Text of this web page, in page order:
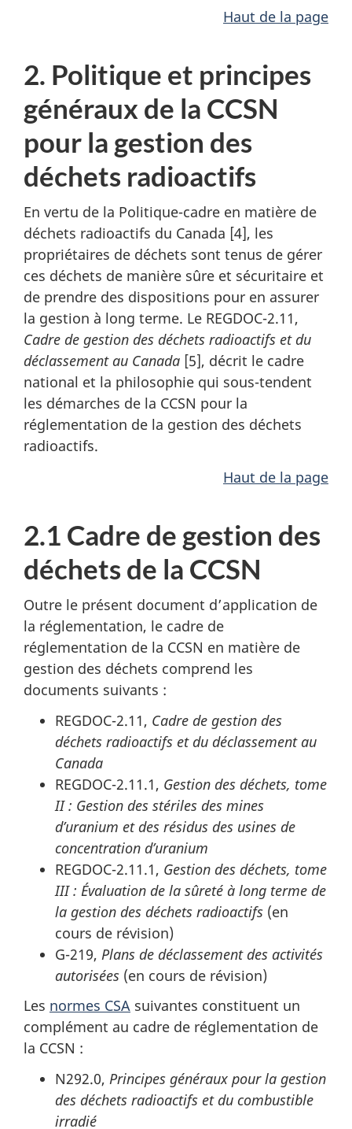
Haut de la page
2. Politique et principes
généraux de la CCSN
pour la gestion des
déchets radioactifs
En vertu de la Politique-cadre en matière de
déchets radioactifs du Canada [4], les
propriétaires de déchets sont tenus de gérer
ces déchets de manière sûre et sécuritaire et
de prendre des dispositions pour en assurer
la gestion à long terme. Le REGDOC-2.11,
Cadre de gestion des déchets radioactifs et du
déclassement au Canada [5], décrit le cadre
national et la philosophie qui sous-tendent
les démarches de la CCSN pour la
réglementation de la gestion des déchets
radioactifs.
Haut de la page
2.1 Cadre de gestion des
déchets de la CCSN
Outre le présent document d’application de
la réglementation, le cadre de
réglementation de la CCSN en matière de
gestion des déchets comprend les
documents suivants :
REGDOC-2.11, Cadre de gestion des
déchets radioactifs et du déclassement au
Canada
REGDOC-2.11.1, Gestion des déchets, tome
II : Gestion des stériles des mines
d’uranium et des résidus des usines de
concentration d’uranium
REGDOC-2.11.1, Gestion des déchets, tome
III : Évaluation de la sûreté à long terme de
la gestion des déchets radioactifs (en
cours de révision)
G-219, Plans de déclassement des activités
autorisées (en cours de révision)
Les normes CSA suivantes constituent un
complément au cadre de réglementation de
la CCSN :
N292.0, Principes généraux pour la gestion
des déchets radioactifs et du combustible
irradié